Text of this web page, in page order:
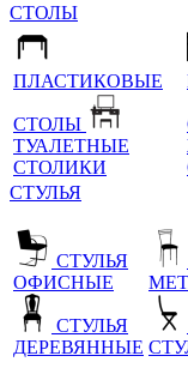
СТОЛЫ
ПЛАСТИКОВЫЕ
СТОЛЫ
ТУАЛЕТНЫЕ
СТОЛИКИ
СТУЛЬЯ
СТУЛЬЯ
ОФИСНЫЕ
СТУЛЬЯ
ДЕРЕВЯННЫЕ